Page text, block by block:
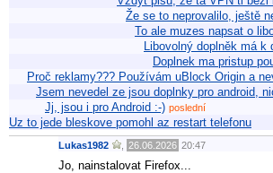
Že se to neprovalilo, ještě
To ale muzes napsat o
Libovolný doplněk má k
Doplnek ma pristup
Proč reklamy??? Používám uBlock Origin a
Jsem nevedel ze jsou doplnky pro android,
Jj, jsou i pro Android :-) poslední
Uz to jede bleskove pomohl az restart telefonu
Lukas1982 26.06.2026 20:47
Jo, nainstalovat Firefox...